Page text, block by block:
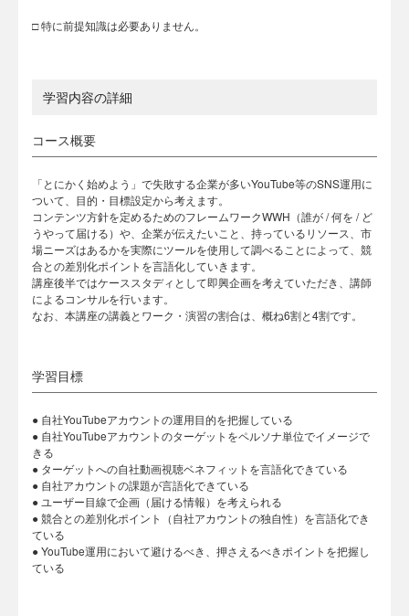
□ 特に前提知識は必要ありません。
学習内容の詳細
コース概要
「とにかく始めよう」で失敗する企業が多いYouTube等のSNS運用に
ついて、目的・目標設定から考えます。
コンテンツ方針を定めるためのフレームワークWWH（誰が / 何を / ど
うやって届ける）や、企業が伝えたいこと、持っているリソース、市
場ニーズはあるかを実際にツールを使用して調べることによって、競
合との差別化ポイントを言語化していきます。
講座後半ではケーススタディとして即興企画を考えていただき、講師
によるコンサルを行います。
なお、本講座の講義とワーク・演習の割合は、概ね6割と4割です。
学習目標
● 自社YouTubeアカウントの運用目的を把握している
● 自社YouTubeアカウントのターゲットをペルソナ単位でイメージで
きる
● ターゲットへの自社動画視聴ベネフィットを言語化できている
● 自社アカウントの課題が言語化できている
● ユーザー目線で企画（届ける情報）を考えられる
● 競合との差別化ポイント（自社アカウントの独自性）を言語化でき
ている
● YouTube運用において避けるべき、押さえるべきポイントを把握し
ている